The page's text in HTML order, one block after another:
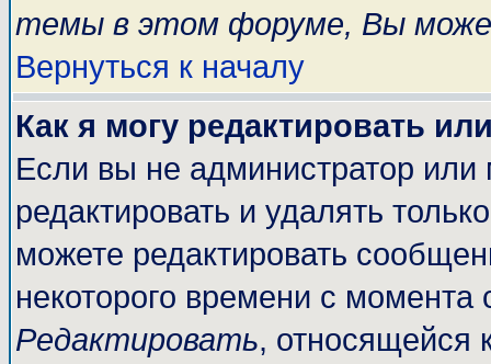
темы в этом форуме, Вы
Вернуться к началу
Как я могу редактировать
Если вы не администратор
редактировать и удалять
можете редактировать
некоторого времени с
Редактировать, относящейся